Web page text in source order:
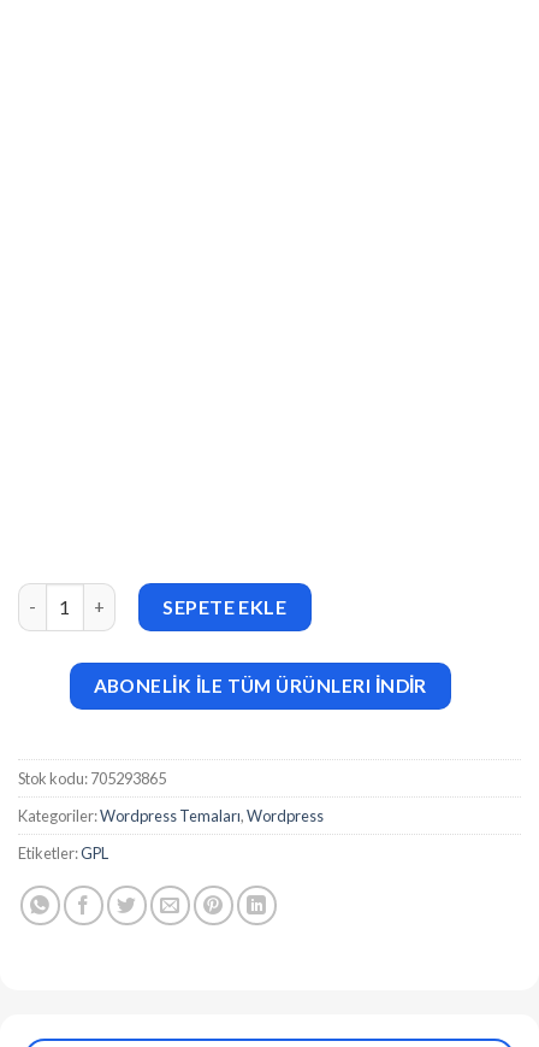
Organik v3.2.7 Organic Food Store WordPress Theme adet
SEPETE EKLE
ABONELİK İLE TÜM ÜRÜNLERI İNDİR
Stok kodu:705293865
Kategoriler:Wordpress Temaları,Wordpress
Etiketler:GPL